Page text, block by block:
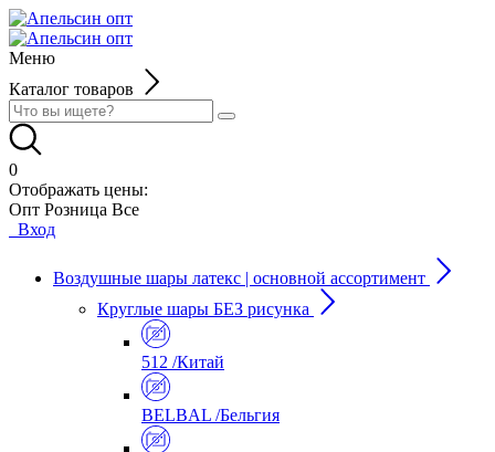
Меню
Каталог товаров
0
Отображать цены:
Опт Розница Все
Вход
Воздушные шары латекс | основной ассортимент
Круглые шары БЕЗ рисунка
512 /Китай
BELBAL /Бельгия